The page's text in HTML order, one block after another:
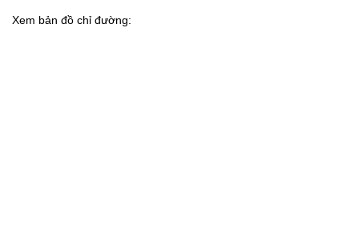
Xem bản đồ chỉ đường: